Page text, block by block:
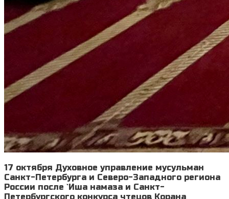
17 октября Духовное управление мусульман
Санкт-Петербурга и Северо-Западного региона
России после `Иша намаза и Санкт-
Петербургского конкурса чтецов Корана